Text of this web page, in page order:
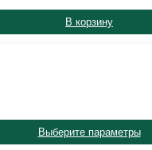
В корзину
Выберите параметры